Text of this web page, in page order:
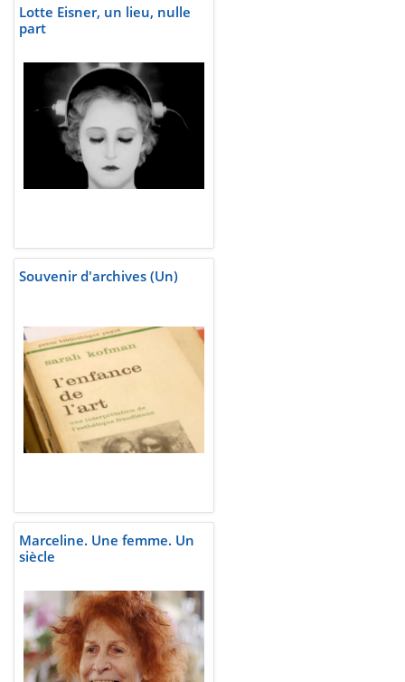
Lotte Eisner, un lieu, nulle
part
Souvenir d'archives (Un)
Marceline. Une femme. Un
siècle